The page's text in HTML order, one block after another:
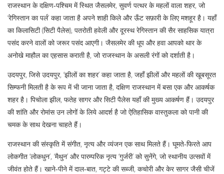
राजस्थान के दक्षिण‑पश्चिम में स्थित जैसलमेर, सुवर्ण पत्थर के महलों वाला शहर, जो
‘रेगिस्तान का पर्ल’ कहा जाता है अपने शाही किले और ऊँट सफ़ारी के लिए मशहूर है। यहाँ
का किलासिटी (सिटी पैलेस), पतरोती हवेली और दूरस्थ रेगिस्तान की सैर साहसिक यात्रा
पसंद करने वालों को जरूर पसंद आएगी। जैसलमेर की धूप और हवा आपको थार के
अनोखे माहौल का एहसास कराती है, जो राजस्थान के असली रंगों को दर्शाती है।
उदयपुर, जिसेउदयपुर, ‘झीलों का शहर’ कहा जाता है, जहाँ झीलों और महलों की खूबसूरत
सिम्फनी मिलती है के रूप में भी जाना जाता है, दक्षिण राजस्थान में बसा एक और आकर्षक
शहर है। पिचोला झील, फतेह सागर और सिटी पैलेस यहाँ की मुख्य आकर्षण हैं। उदयपुर
की शांति और रोमांस उन लोगों के लिये आदर्श है जो ऐतिहासिक वास्तुकला को पानी की
चमक के साथ देखना चाहते हैं।
राजस्थान की संस्कृति में संगीत, नृत्य और व्यंजन एक साथ मिलते हैं। घूमते‑फिरते आप
लोकगीत ‘लोकधुन’, ‘मैथुन’ और पारम्परिक नृत्य ‘गुर्जरी’ को सुनेंगे, जो स्थानीय उत्सवों में
जीवंत होते हैं। खाने‑पीने में दाल‑बात, गट्टे की सब्जी, कचोरी और केर सागर जैसी चीजें